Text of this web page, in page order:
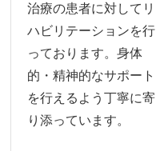
治療の患者に対してリ
ハビリテーションを行
っております。身体
的・精神的なサポート
を行えるよう丁寧に寄
り添っています。